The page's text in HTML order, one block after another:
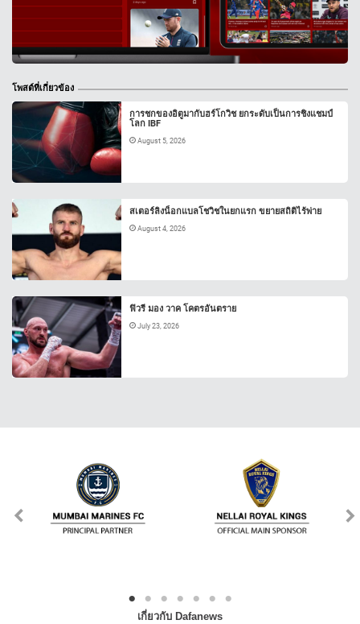
โพสต์ที่เกี่ยวข้อง
การชกของอิตูมากับฮร์โกวิช ยกระดับเป็นการชิงแชมป์
โลก IBF
August 5, 2026
สเตอร์ลิงน็อกแบลโชวิชในยกแรก ขยายสถิติไร้พ่าย
August 4, 2026
ฟิวรี มอง วาค โคตรอันตราย
July 23, 2026
เกี่ยวกับ Dafanews